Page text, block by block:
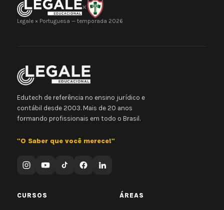
×
Legale × Portuguesa — temporada 2026
Edutech de referência no ensino jurídico e
contábil desde 2003. Mais de 20 anos
formando profissionais em todo o Brasil.
"O Saber que você merece!"
CURSOS ÁREAS